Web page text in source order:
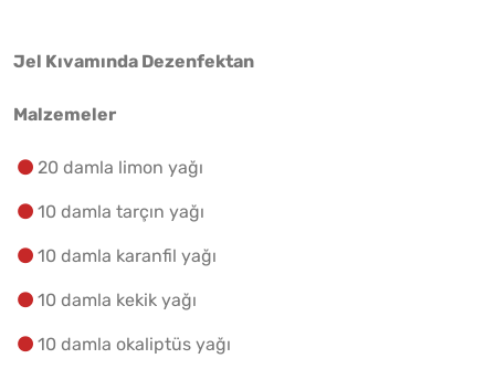
Jel Kıvamında Dezenfektan
Malzemeler
20 damla limon yağı
10 damla tarçın yağı
10 damla karanfil yağı
10 damla kekik yağı
10 damla okaliptüs yağı